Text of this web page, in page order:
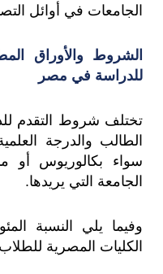
الجامعات في أوائل
الشروط والأوراق
للدراسة في مصر
تختلف شروط التقدم
الطالب والدرجة
سواء بكالوريوس أو
الجامعة التي يريدها.
وفيما يلي النسبة
الكليات المصرية